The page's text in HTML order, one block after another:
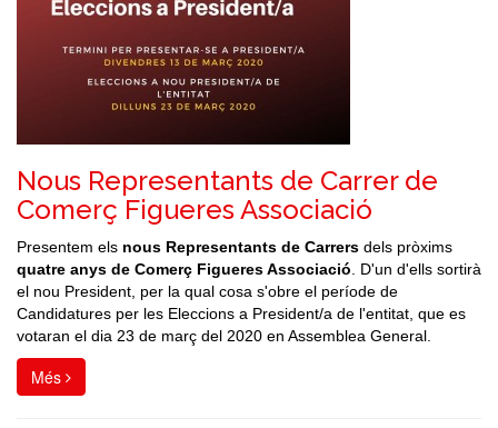
Nous Representants de Carrer de
Comerç Figueres Associació
Presentem els nous Representants de Carrers dels pròxims
quatre anys de Comerç Figueres Associació . D'un d'ells sortirà
el nou President, per la qual cosa s'obre el període de
Candidatures per les Eleccions a President/a de l'entitat, que es
votaran el dia 23 de març del 2020 en Assemblea General.
Més